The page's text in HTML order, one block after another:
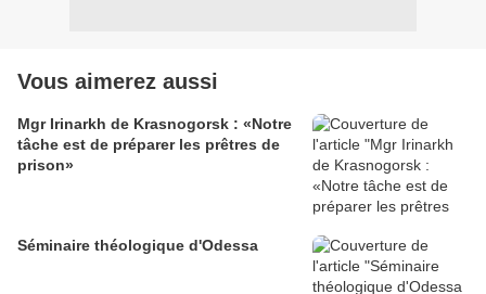
Vous aimerez aussi
Mgr Irinarkh de Krasnogorsk : «Notre
tâche est de préparer les prêtres de
prison»
Séminaire théologique d'Odessa